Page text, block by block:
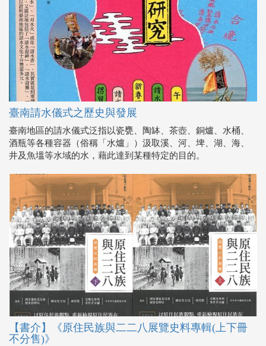
臺南請水儀式之歷史與發展
臺南地區的請水儀式泛指以瓷甕、陶缽、茶壺、銅爐、水桶、
酒瓶等各種容器（俗稱「水爐」）汲取溪、河、埤、湖、海、
井及魚塭等水域的水，藉此達到某種特定的目的。
【書介】《原住民族與二二八展覽史料專輯(上下冊
不分售)》